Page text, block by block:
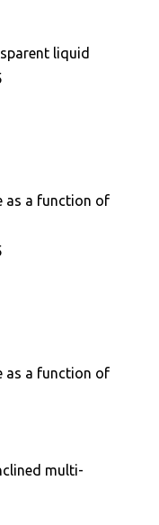
liquid
as a function of
as a function of
multi-